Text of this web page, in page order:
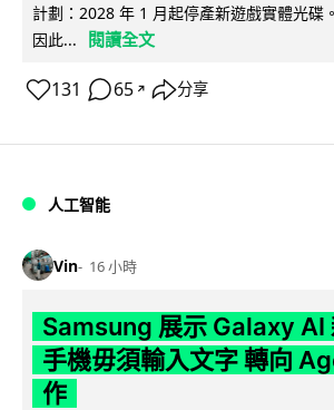
計劃：2028 年 1 月起停產新遊戲實體光碟
因此...
閱讀全文
131 65 ↗ 分享
人工智能
Vin 16 小時
Samsung 展示 Galaxy AI
手機毋須輸入文字 轉向
作